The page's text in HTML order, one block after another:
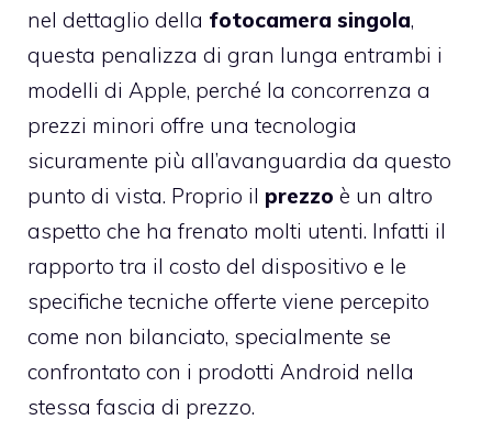
nel dettaglio della fotocamera singola,
questa penalizza di gran lunga entrambi i
modelli di Apple, perché la concorrenza a
prezzi minori offre una tecnologia
sicuramente più all’avanguardia da questo
punto di vista. Proprio il prezzo è un altro
aspetto che ha frenato molti utenti. Infatti il
rapporto tra il costo del dispositivo e le
specifiche tecniche offerte viene percepito
come non bilanciato, specialmente se
confrontato con i prodotti Android nella
stessa fascia di prezzo.